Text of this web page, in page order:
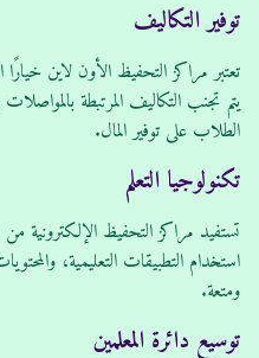
توفير التكاليف
تعتبر مراكز التحفيظ الأون لاين
يتم تجنب التكاليف المرتبطة
الطلاب على توفير المال.
تكنولوجيا التعلم
تستفيد مراكز التحفيظ الإلكترونية من
استخدام التطبيقات التعليمية،
ومتعة.
توسيع دائرة المعلمين